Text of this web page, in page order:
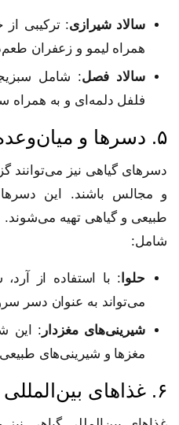
سالاد شیرازی: ترکیبی از
همراه لیمو و زعفران
سالاد فصل: شامل
فلفل دلمه‌ای و به
۵. دسرها و میان‌وعده‌ها
دسرهای گیاهی نیز می‌توانند
و مجالس باشند. این دسرها
طبیعی و گیاهی تهیه می‌شوند.
شامل:
حلوا : با استفاده از
می‌تواند به عنوان دسر
شیرینی‌های مغزدار : این
مغزها و شیرینی‌های
۶. غذاهای بین‌المللی گیاهی